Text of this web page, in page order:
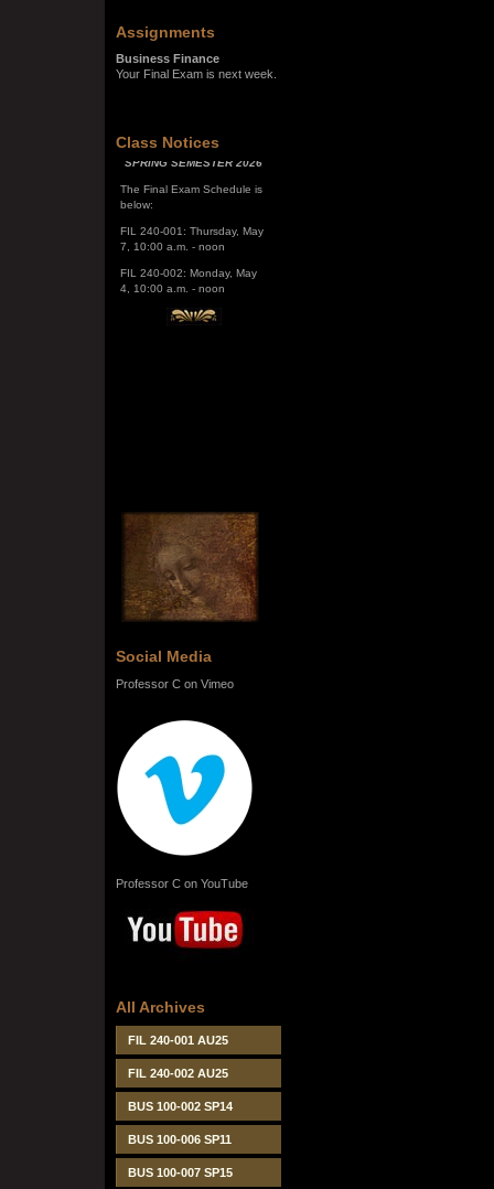
Assignments
Business Finance
Your Final Exam is next week.
Class Notices
SPRING SEMESTER 2026
The Final Exam Schedule is
FIL 240-001: Thursday, May
FIL 240-002: Monday, May
Social Media
Professor C on Vimeo
Professor C on YouTube
All Archives
FIL 240-001 AU25
FIL 240-002 AU25
BUS 100-002 SP14
BUS 100-006 SP11
BUS 100-007 SP15